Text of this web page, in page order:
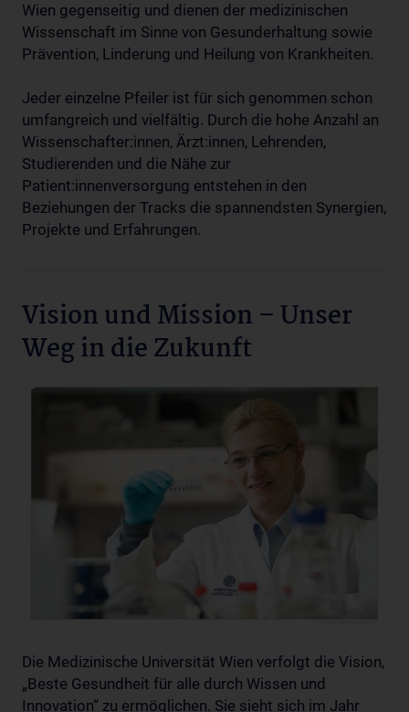
Wien gegenseitig und dienen der medizinischen
Wissenschaft im Sinne von Gesunderhaltung sowie
Prävention, Linderung und Heilung von Krankheiten.
Jeder einzelne Pfeiler ist für sich genommen schon
umfangreich und vielfältig. Durch die hohe Anzahl an
Wissenschafter:innen, Ärzt:innen, Lehrenden,
Studierenden und die Nähe zur
Patient:innenversorgung entstehen in den
Beziehungen der Tracks die spannendsten Synergien,
Projekte und Erfahrungen.
Vision und Mission – Unser
Weg in die Zukunft
Die Medizinische Universität Wien verfolgt die Vision,
„Beste Gesundheit für alle durch Wissen und
Innovation“ zu ermöglichen. Sie sieht sich im Jahr